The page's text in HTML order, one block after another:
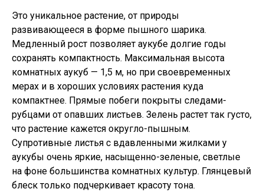
Это уникальное растение, от природы
развивающееся в форме пышного шарика.
Медленный рост позволяет аукубе долгие годы
сохранять компактность. Максимальная высота
комнатных аукуб — 1,5 м, но при своевременных
мерах и в хороших условиях растения куда
компактнее. Прямые побеги покрыты следами-
рубцами от опавших листьев. Зелень растет так густо,
что растение кажется округло-пышным.
Супротивные листья с вдавленными жилками у
аукубы очень яркие, насыщенно-зеленые, светлые
на фоне большинства комнатных культур. Глянцевый
блеск только подчеркивает красоту тона.